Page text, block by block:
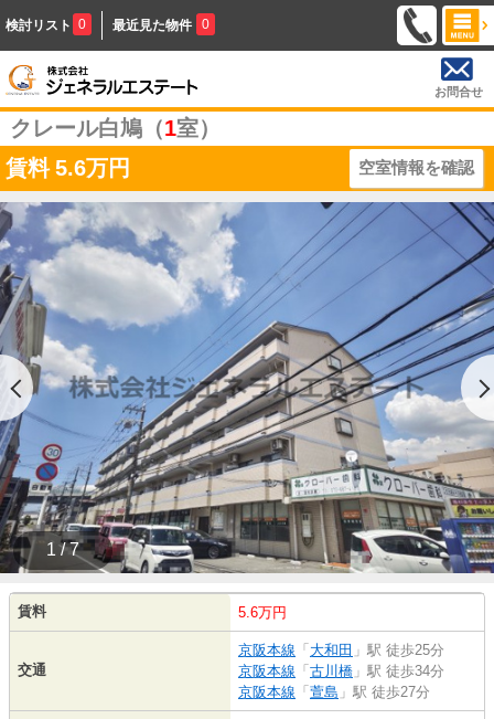
検討リスト 0 最近見た物件 0
お問合せ
クレール白鳩（1室）
賃料 5.6万円 空室情報を確認
1 / 7
賃料 5.6万円
交通
京阪本線 「 大和田 」駅 徒歩25分
京阪本線 「 古川橋 」駅 徒歩34分
京阪本線 「 萱島 」駅 徒歩27分